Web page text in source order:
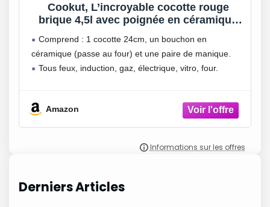
Cookut, L’incroyable cocotte rouge
brique 4,5l avec poignée en céramique
Comprend : 1 cocotte 24cm, un bouchon en
céramique (passe au four) et une paire de manique.
Tous feux, induction, gaz, électrique, vitro, four.
Amazon
Derniers Articles